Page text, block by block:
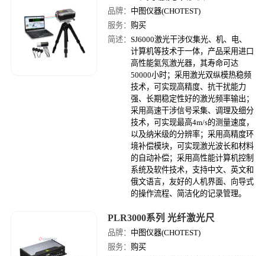
品牌： 中图仪器(CHOTEST)
服务： 购买
简述：SJ6000激光干涉仪集光、机、电、
计算机等技术于一体，产品采用进口
高性能氦氖激光器，其寿命可达
50000小时；采用激光双纵模热稳频
技术，可实现高精度、抗干扰能力
强、长期稳定性好的激光频率输出；
采用高速干涉信号采集、调理及细分
技术，可实现最高4m/s的测量速度，
以及纳米级的分辨率；采用高精度环
境补偿模块，可实现激光波长和材料
的自动补偿；采用高性能计算机控制
系统及软件技术，支持中文、英文和
俄文语言，友好的人机界面、向导式
的操作流程、简洁化的记录管理。
PLR3000系列 光纤激光尺
品牌： 中图仪器(CHOTEST)
服务： 购买